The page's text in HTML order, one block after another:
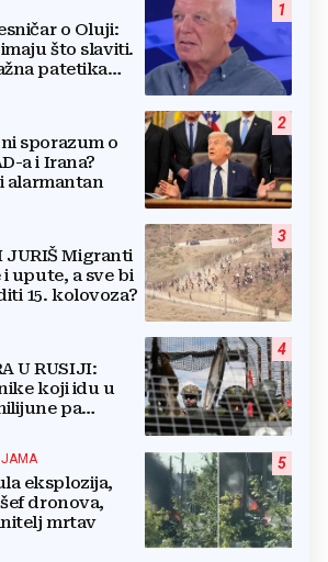
1
o Oluji:
što slaviti.
patetika
2
sporazum o
a i Irana?
alarmantan
3
JURIŠ Migranti
upute, a sve bi
15. kolovoza?
4
U RUSIJI:
koji idu u
pa
5
eksplozija,
dronova,
mrtav